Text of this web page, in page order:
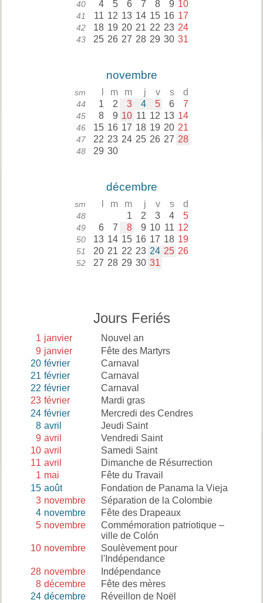
40 4 5 6 7 8 9 10
41 11 12 13 14 15 16 17
42 18 19 20 21 22 23 24
43 25 26 27 28 29 30 31
novembre
sm m m j v s d
44 1 2 3 4 5 6 7
45 8 9 10 11 12 13 14
46 15 16 17 18 19 20 21
47 22 23 24 25 26 27 28
48 29 30
décembre
sm m m j v s d
48 1 2 3 4 5
49 6 7 8 9 10 11 12
50 13 14 15 16 17 18 19
51 20 21 22 23 24 25 26
52 27 28 29 30 31
Jours Feriés
1 janvier
Nouvel an
9 janvier
Fête des Martyrs
20 février
Carnaval
21 février
Carnaval
22 février
Carnaval
23 février
Mardi gras
24 février
Mercredi des Cendres
8 avril
Jeudi Saint
9 avril
Vendredi Saint
10 avril
Samedi Saint
11 avril
Dimanche de Résurrection
1 mai
Fête du Travail
15 août
Fondation de Panama la Vieja
3 novembre
Séparation de la Colombie
4 novembre
Fête des Drapeaux
5 novembre
Commémoration patriotique –
ville de Colón
10 novembre
Soulèvement pour
l'Indépendance
28 novembre
Indépendance
8 décembre
Fête des mères
24 décembre Réveillon de Noël